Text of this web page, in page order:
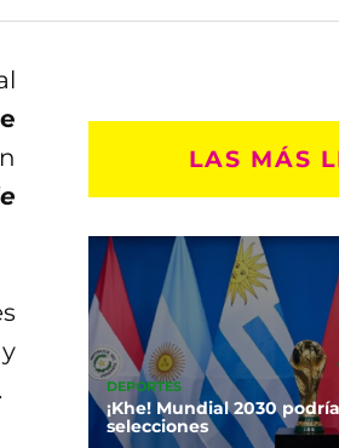
LAS MÁS
DEPORTES
¡Khe! Mundial 2030
selecciones